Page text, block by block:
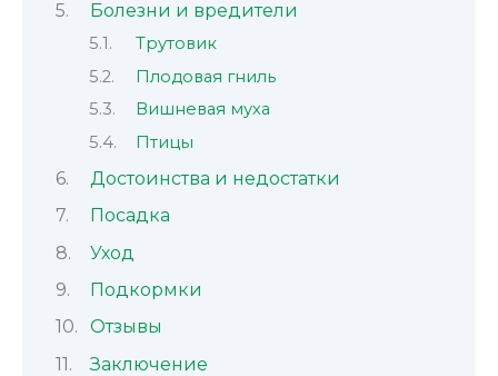
Болезни и вредители
Трутовик
Плодовая гниль
Вишневая муха
Птицы
Достоинства и недостатки
Посадка
Уход
Подкормки
Отзывы
Заключение